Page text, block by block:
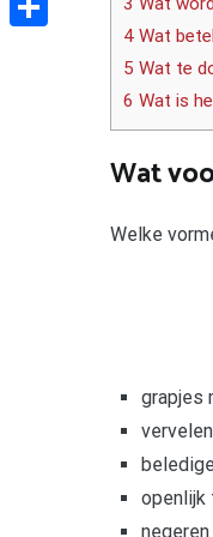
4 Wat
5 Wat te
6 Wat is
Wat
Welke
grapjes
openlijk